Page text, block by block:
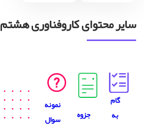
سایر محتوای کاروفناوری هشتم
گام
به
جزوه
نمونه
سوال